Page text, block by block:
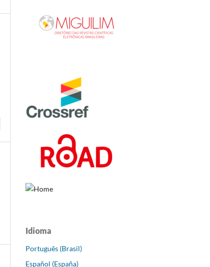
Idioma
Português (Brasil)
Español (España)